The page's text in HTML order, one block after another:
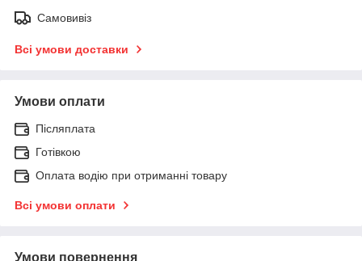
Самовивіз
Всі умови доставки
Умови оплати
Післяплата
Готівкою
Оплата водію при отриманні товару
Всі умови оплати
Умови повернення